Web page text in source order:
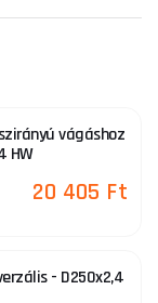
vágáshoz
HW
20 405 Ft
- D250x2,4